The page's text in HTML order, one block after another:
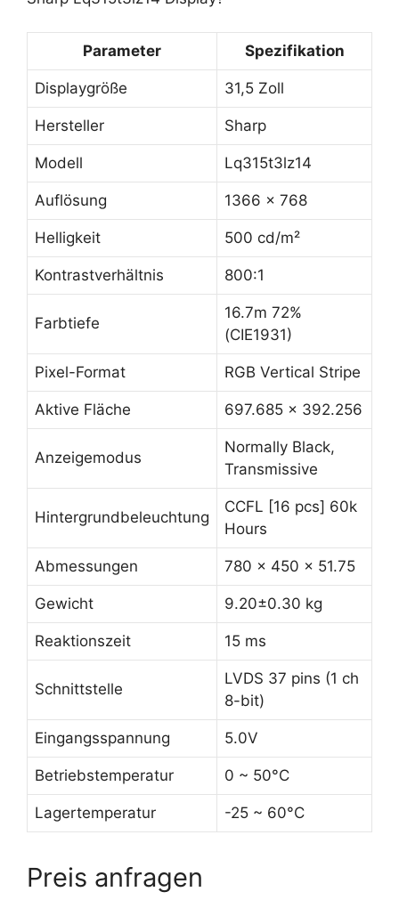
Parameter Spezifikation
Displaygröße 31,5 Zoll
Hersteller Sharp
Modell Lq315t3lz14
Auflösung 1366 x 768
Helligkeit 500 cd/m²
Kontrastverhältnis 800:1
Farbtiefe
16.7m 72%
(CIE1931)
Pixel-Format RGB Vertical Stripe
Aktive Fläche 697.685 x 392.256
Anzeigemodus
Normally Black,
Transmissive
Hintergrundbeleuchtung
CCFL [16 pcs] 60k
Hours
Abmessungen 780 x 450 x 51.75
Gewicht 9.20±0.30 kg
Reaktionszeit 15 ms
Schnittstelle
LVDS 37 pins (1 ch
8-bit)
Eingangsspannung 5.0V
Betriebstemperatur 0 ~ 50°C
Lagertemperatur -25 ~ 60°C
Preis anfragen